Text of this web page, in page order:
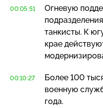
00:05:51
Огневую
танкисты. К
крае
00:10:27
Более 100
военную
года.